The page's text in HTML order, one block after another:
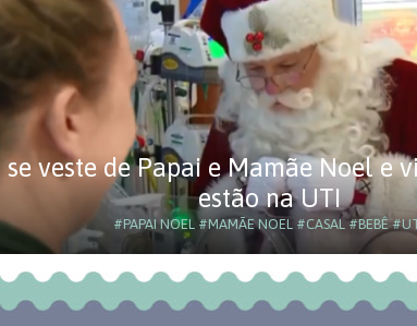
se veste de Papai e Mamãe Noel e
estão na UTI
#PAPAI NOEL #MAMÃE NOEL #CASAL #BEBÊ